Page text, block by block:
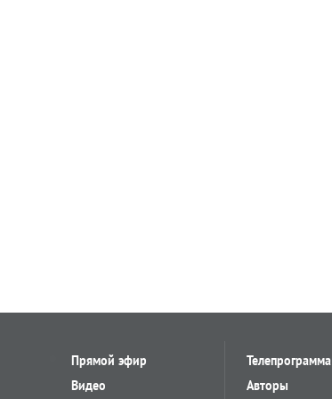
Прямой эфир
Видео
Телепрограмма
Авторы